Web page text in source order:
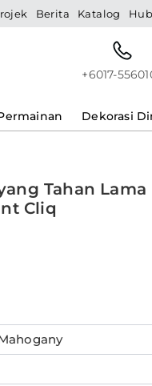
Berita Katalog
+6017-
Dekorasi
Tahan
Cliq